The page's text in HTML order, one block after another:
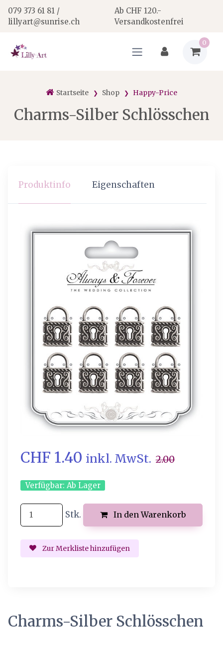
079 373 61 81 /
lillyart@sunrise.ch
Ab CHF 120.-
Versandkostenfrei
0
Startseite Shop Happy-Price
Charms-Silber Schlösschen
Produktinfo Eigenschaften
CHF 1.40 inkl. MwSt. 2.00
Verfügbar: Ab Lager
Stk. In den Warenkorb
Zur Merkliste hinzufügen
Charms-Silber Schlösschen